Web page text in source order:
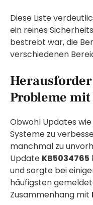
Diese Liste
ein reines
bestrebt war, die
verschiedenen
Probleme
Obwohl Updates wie
Systeme zu
manchmal zu
Update KB5034765
und sorgte bei
häufigsten
Zusammenhang mit